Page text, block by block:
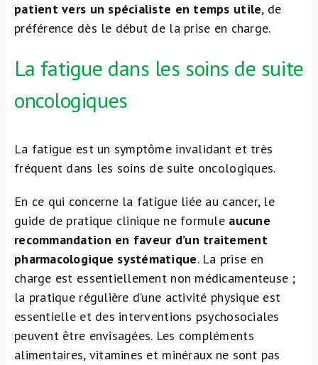
patient vers un spécialiste en temps utile, de
préférence dès le début de la prise en charge.
La fatigue dans les soins de suite
oncologiques
La fatigue est un symptôme invalidant et très
fréquent dans les soins de suite oncologiques.
En ce qui concerne la fatigue liée au cancer, le
guide de pratique clinique ne formule aucune
recommandation en faveur d’un traitement
pharmacologique systématique. La prise en
charge est essentiellement non médicamenteuse ;
la pratique régulière d’une activité physique est
essentielle et des interventions psychosociales
peuvent être envisagées. Les compléments
alimentaires, vitamines et minéraux ne sont pas